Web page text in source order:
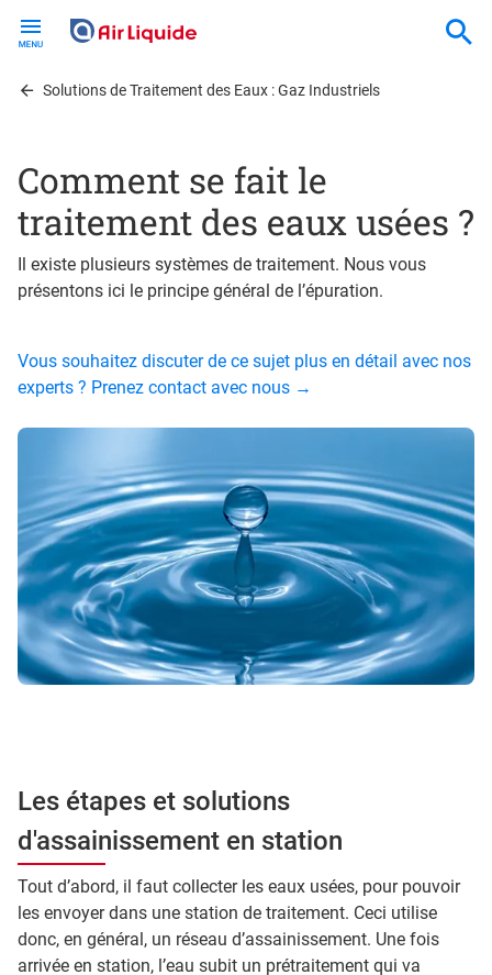
contentSolutions de Traitement des Eaux : Gaz Industriels
Comment se fait le
traitement des eaux usées ?
Il existe plusieurs systèmes de traitement. Nous vous
présentons ici le principe général de l’épuration.
Vous souhaitez discuter de ce sujet plus en détail avec nos
experts ? Prenez contact avec nous →
Les étapes et solutions
d'assainissement en station
Tout d’abord, il faut collecter les eaux usées, pour pouvoir
les envoyer dans une station de traitement. Ceci utilise
donc, en général, un réseau d’assainissement. Une fois
arrivée en station, l’eau subit un prétraitement qui va